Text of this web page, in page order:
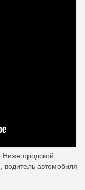
водитель автомобиля